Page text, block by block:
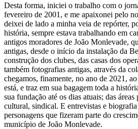
Desta forma, iniciei o trabalho com o
fevereiro de 2001, e me apaixonei pelo
deixei de lado a minha veia de repórter,
história, sempre estava trabalhando em
antigos moradores de João Monlevade,
antigas, desde o início da instalação da
construção dos clubes, das casas dos
também fotografias antigas, através da
chegamos, finamente, no ano de 2021,
está, e traz em sua bagagem toda a
sua fundação até os dias atuais; das
cultural, sindical. E entrevistas e
personagens que fizeram parte do
município de João Monlevade.